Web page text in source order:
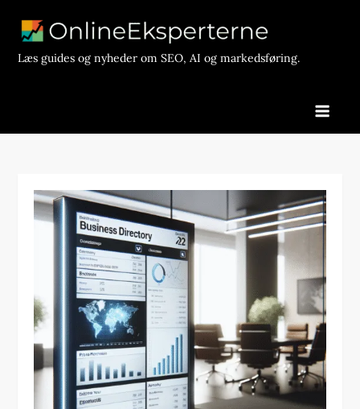
contentLæs guides og nyheder om SEO, AI og markedsføring.